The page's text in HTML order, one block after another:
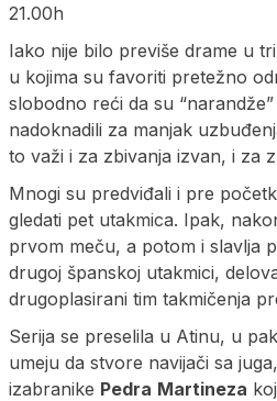
21.00h
Iako nije bilo previše drame u
u kojima su favoriti pretežno
slobodno reći da su “narandže”
nadoknadili za manjak
to važi i za zbivanja izvan, i za
Mnogi su predviđali i pre
gledati pet utakmica. Ipak,
prvom meču, a potom i slavlja
drugoj španskoj utakmici,
drugoplasirani tim takmičenja
Serija se preselila u Atinu, u
umeju da stvore navijači sa
izabranike Pedra Martineza